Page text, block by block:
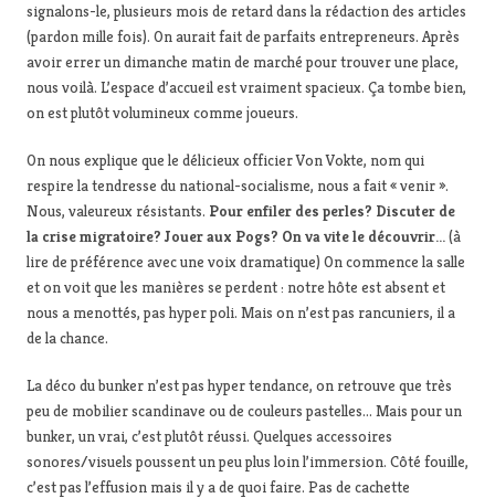
signalons-le, plusieurs mois de retard dans la rédaction des articles
(pardon mille fois). On aurait fait de parfaits entrepreneurs. Après
avoir errer un dimanche matin de marché pour trouver une place,
nous voilà. L’espace d’accueil est vraiment spacieux. Ça tombe bien,
on est plutôt volumineux comme joueurs.
On nous explique que le délicieux officier Von Vokte, nom qui
respire la tendresse du national-socialisme, nous a fait « venir ».
Nous, valeureux résistants. Pour enfiler des perles? Discuter de
la crise migratoire? Jouer aux Pogs? On va vite le découvrir…(à
lire de préférence avec une voix dramatique) On commence la salle
et on voit que les manières se perdent : notre hôte est absent et
nous a menottés, pas hyper poli. Mais on n’est pas rancuniers, il a
de la chance.
La déco du bunker n’est pas hyper tendance, on retrouve que très
peu de mobilier scandinave ou de couleurs pastelles… Mais pour un
bunker, un vrai, c’est plutôt réussi. Quelques accessoires
sonores/visuels poussent un peu plus loin l’immersion. Côté fouille,
c’est pas l’effusion mais il y a de quoi faire. Pas de cachette